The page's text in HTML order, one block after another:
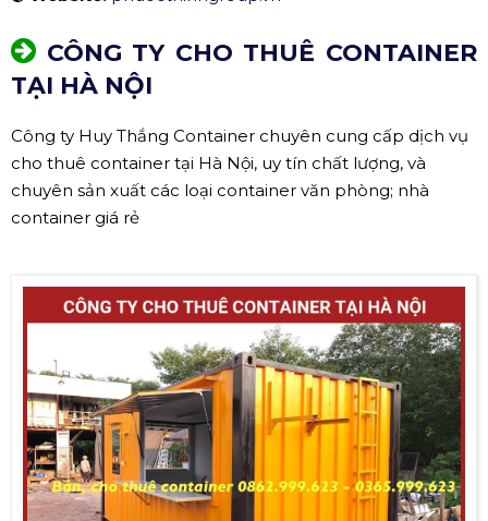
CÔNG TY CHO THUÊ CONTAINER
TẠI HÀ NỘI
Công ty Huy Thắng Container chuyên cung cấp dịch vụ
cho thuê container tại Hà Nội, uy tín chất lượng, và
chuyên sản xuất các loại container văn phòng; nhà
container giá rẻ